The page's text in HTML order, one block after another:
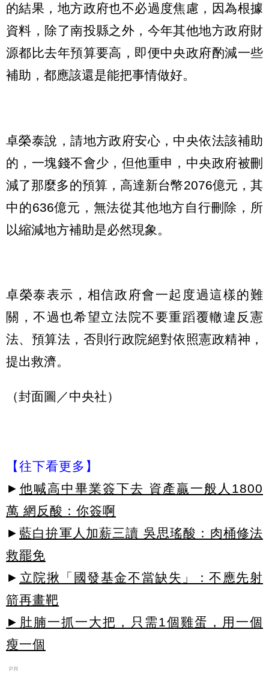
的結果，地方政府也不必過度焦慮，因為根據
資料，除了南投縣之外，今年其他地方政府財
源都比去年預算要高，即便中央政府酌減一些
補助，都應該還是能把事情做好。
卓榮泰說，請地方政府安心，中央依法該補助
的，一塊錢不會少，但他重申，中央政府被刪
減了那麼多的預算，高達新台幣2076億元，其
中的636億元，無法從其他地方自行刪除，所
以縮減地方補助是必然現象。
卓榮泰表示，相信政府會一起度過這樣的難
關，不過也希望立法院不要重蹈覆轍違反憲
法、預算法，否則行政院絕對依照憲政精神，
提出救濟。
（封面圖／中央社）
【往下看更多】
► 他喊高中畢業簽下去 資產贏一般人1800
萬 網反酸：你簽啊
► 藍白拚軍人加薪三讀 吳思瑤酸：肉桶修法
救罷免
► 立院揪「國發基金不當缺失」：不應先射
箭再畫靶
►肚腩一抓一大把，只需1個雞蛋，用一個
瘦一個
PR